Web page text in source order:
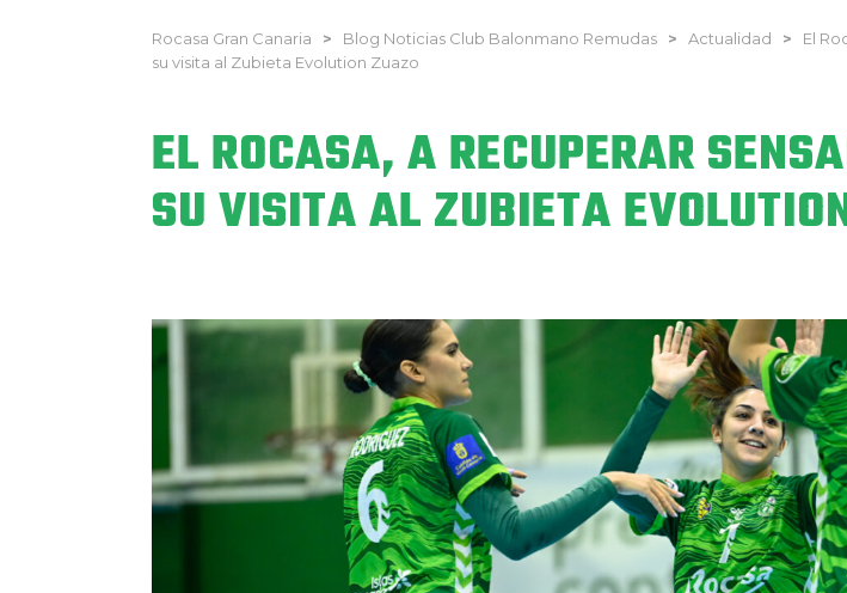
Rocasa Gran Canaria > Blog Noticias Club Balonmano Remudas > Actualidad >
El
su visita al Zubieta Evolution Zuazo
EL ROCASA, A RECUPERAR
SU VISITA AL ZUBIETA